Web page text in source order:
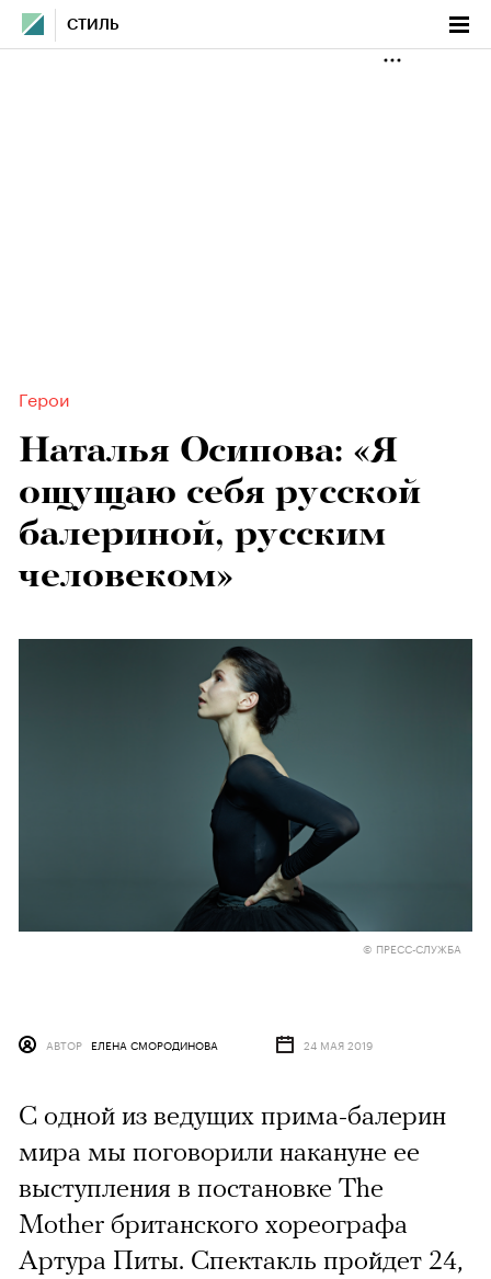
СТИЛЬ
Герои
Наталья Осипова: «Я
ощущаю себя русской
балериной, русским
человеком»
© ПРЕСС-СЛУЖБА
АВТОР ЕЛЕНА СМОРОДИНОВА 24 МАЯ 2019
С одной из ведущих прима-балерин
мира мы поговорили накануне ее
выступления в постановке The
Mother британского хореографа
Артура Питы. Спектакль пройдет 24,